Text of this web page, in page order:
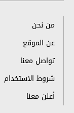
من نحن
عن الموقع
تواصل معنا
شروط الاستخدام
أعلن معنا